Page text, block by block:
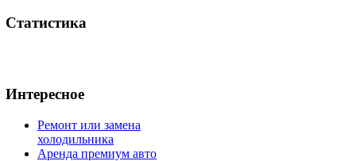
Статистика
Интересное
Ремонт или замена
холодильника
Аренда премиум авто